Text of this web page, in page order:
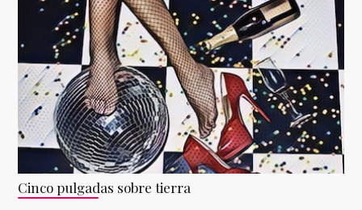
Cinco pulgadas sobre tierra